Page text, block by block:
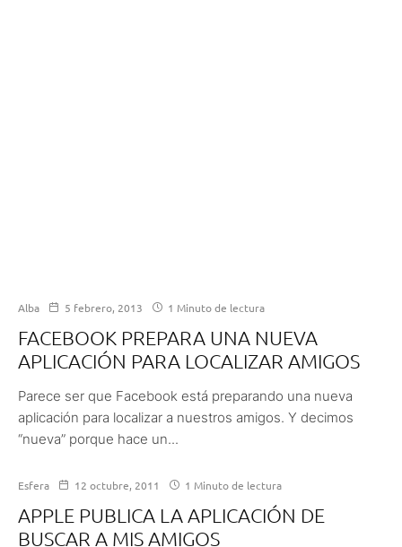
Alba 5 febrero, 2013 1 Minuto de lectura
FACEBOOK PREPARA UNA NUEVA
APLICACIÓN PARA LOCALIZAR AMIGOS
Parece ser que Facebook está preparando una nueva
aplicación para localizar a nuestros amigos. Y decimos
“nueva” porque hace un...
Esfera 12 octubre, 2011 1 Minuto de lectura
APPLE PUBLICA LA APLICACIÓN DE
BUSCAR A MIS AMIGOS